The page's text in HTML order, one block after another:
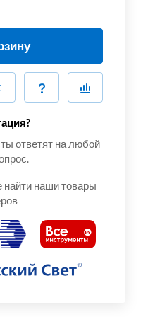
ответят на любой
наши товары